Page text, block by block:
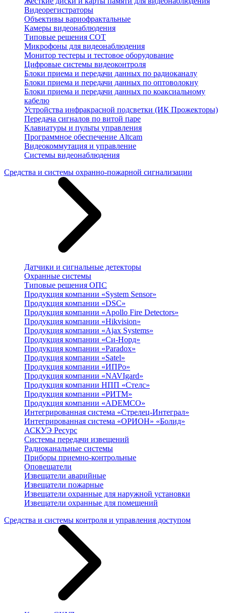
Видеорегистраторы
Объективы вариофрактальные
Камеры видеонаблюдения
Типовые решения СОТ
Микрофоны для видеонаблюдения
Монитор тестеры и тестовое оборудование
Цифровые системы видеоконтроля
Блоки приема и передачи данных по радиоканалу
Блоки приема и передачи данных по оптоволокну
Блоки приема и передачи данных по коаксиальному
кабелю
Устройства инфракрасной подсветки (ИК Прожекторы)
Передача сигналов по витой паре
Клавиатуры и пульты управления
Программное обеспечение Altcam
Видеокоммутация и управление
Системы видеонаблюдения
Средства и системы охранно-пожарной сигнализации
Датчики и сигнальные детекторы
Охранные системы
Типовые решения ОПС
Продукция компании «System Sensor»
Продукция компании «DSC»
Продукция компании «Apollo Fire Detectors»
Продукция компании «Hikvision»
Продукция компании «Ajax Systems»
Продукция компании «Си-Норд»
Продукция компании «Paradox»
Продукция компании «Satel»
Продукция компании «ИПРо»
Продукция компании «NAVIgard»
Продукция компании НПП «Стелс»
Продукция компании «РИТМ»
Продукция компании «ADEMCO»
Интегрированная система «Стрелец-Интеграл»
Интегрированная система «ОРИОН» «Болид»
АСКУЭ Ресурс
Системы передачи извещений
Радиоканальные системы
Приборы приемно-контрольные
Оповещатели
Извещатели аварийные
Извещатели пожарные
Извещатели охранные для наружной установки
Извещатели охранные для помещений
Средства и системы контроля и управления доступом